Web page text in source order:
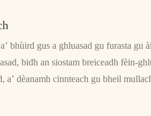
bhùird gus a ghluasad gu furasta gu
bidh an siostam breiceadh fèin-
a’ dèanamh cinnteach gu bheil